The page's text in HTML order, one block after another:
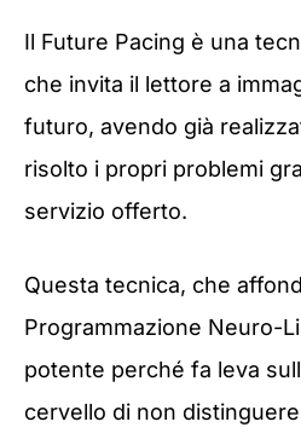
Il Future Pacing è una
che invita il lettore a
futuro, avendo già
risolto i propri problemi
servizio offerto.
Questa tecnica, che
Programmazione Neuro-
potente perché fa leva
cervello di non